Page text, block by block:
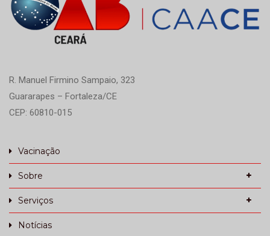
R. Manuel Firmino Sampaio, 323
Guararapes – Fortaleza/CE
CEP: 60810-015
Vacinação
Sobre
Serviços
Notícias